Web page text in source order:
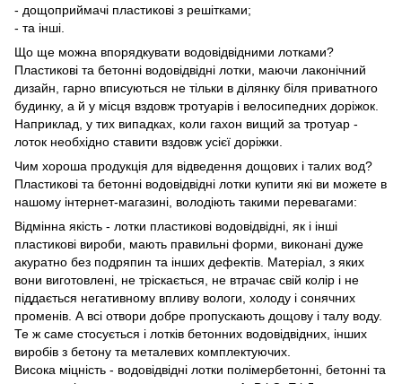
- дощоприймачі пластикові з решітками;
- та інші.
Що ще можна впорядкувати водовідвідними лотками?
Пластикові та бетонні водовідвідні лотки, маючи лаконічний
дизайн, гарно вписуються не тільки в ділянку біля приватного
будинку, а й у місця вздовж тротуарів і велосипедних доріжок.
Наприклад, у тих випадках, коли гахон вищий за тротуар -
лоток необхідно ставити вздовж усієї доріжки.
Чим хороша продукція для відведення дощових і талих вод?
Пластикові та бетонні водовідвідні лотки купити які ви можете в
нашому інтернет-магазині, володіють такими перевагами:
Відмінна якість - лотки пластикові водовідвідні, як і інші
пластикові вироби, мають правильні форми, виконані дуже
акуратно без подряпин та інших дефектів. Матеріал, з яких
вони виготовлені, не тріскається, не втрачає свій колір і не
піддається негативному впливу вологи, холоду і сонячних
променів. А всі отвори добре пропускають дощову і талу воду.
Те ж саме стосується і лотків бетонних водовідвідних, інших
виробів з бетону та металевих комплектуючих.
Висока міцність - водовідвідні лотки полімербетонні, бетонні та